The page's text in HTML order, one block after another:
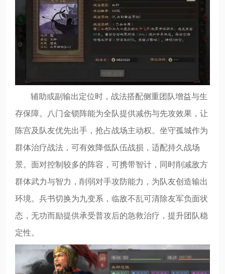
辅助或副输出定位时，战法搭配侧重团队增益与生
存保障。八门金锁阵能为全队提供减伤与先攻效果，让
陈宫及队友优先出手，抢占战场主动权。坐守孤城作为
群体治疗战法，可有效降低队伍战损，适配持久战场
景。面对控制较多的阵容，可携带智计，同时削减敌方
群体武力与智力，削弱对手攻防能力，为队友创造输出
环境。兵书切换为九变系，临敌不乱可清除友军负面状
态，无功而励提供承受普攻后的急救治疗，提升团队稳
定性。